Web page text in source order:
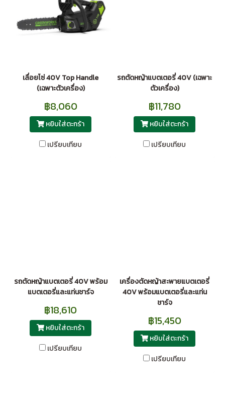
เลื่อยโซ่ 40V Top Handle
(เฉพาะตัวเครื่อง)
฿8,060
หยิบใส่ตะกร้า
เปรียบเทียบ
รถตัดหญ้าแบตเตอรี่ 40V (เฉพาะ
ตัวเครื่อง)
฿11,780
หยิบใส่ตะกร้า
เปรียบเทียบ
รถตัดหญ้าแบตเตอรี่ 40V พร้อม
แบตเตอรี่และแท่นชาร์จ
฿18,610
หยิบใส่ตะกร้า
เปรียบเทียบ
เครื่องตัดหญ้าสะพายแบตเตอรี่
40V พร้อมแบตเตอรี่และแท่น
ชาร์จ
฿15,450
หยิบใส่ตะกร้า
เปรียบเทียบ